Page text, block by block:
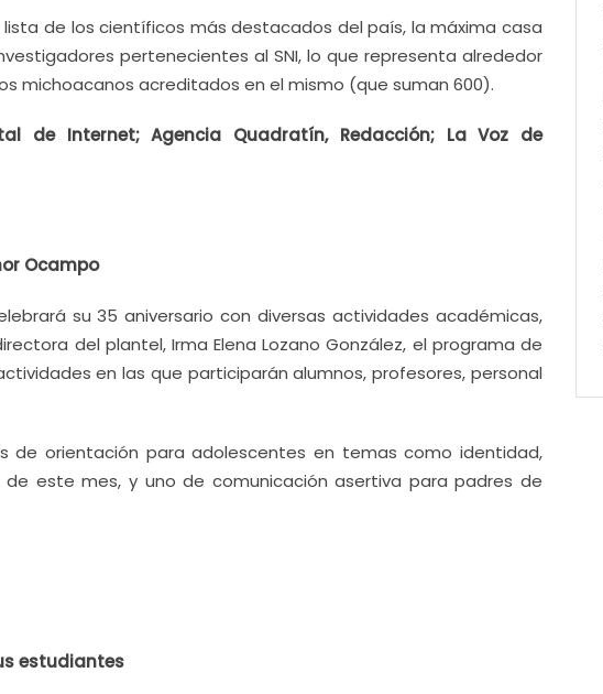
de los científicos más destacados del país, la máxima casa
pertenecientes al SNI, lo que representa alrededor
michoacanos acreditados en el mismo (que suman 600).
de Internet; Agencia Quadratín, Redacción; La Voz de
Ocampo
su 35 aniversario con diversas actividades académicas,
del plantel, Irma Elena Lozano González, el programa de
en las que participarán alumnos, profesores, personal
de orientación para adolescentes en temas como identidad,
de este mes, y uno de comunicación asertiva para padres de
estudiantes